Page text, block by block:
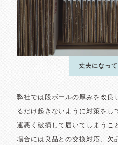
丈夫になっ
弊社では段ボールの厚みを改良
るだけ起きないように対策をし
運悪く破損して届いてしまうこ
場合には良品との交換対応、欠